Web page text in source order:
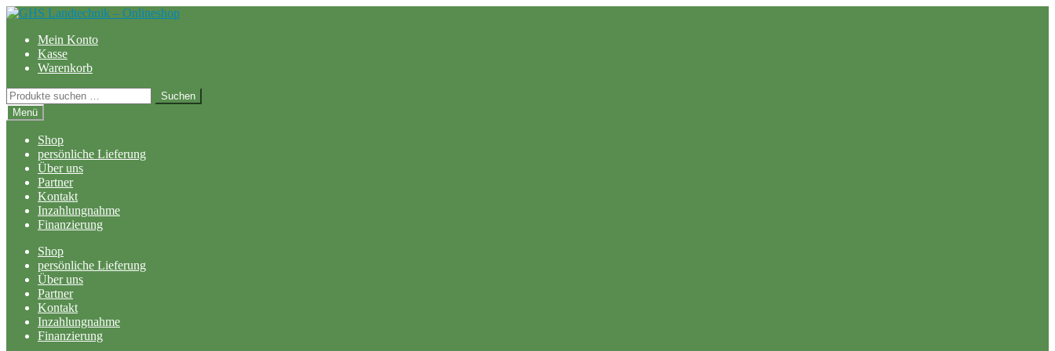
Zur
springen
Zum
springenMein Konto
Kasse
Warenkorb
Suchen
nach:
Suchen
Menü
Shop
persönliche Lieferung
Über uns
Partner
Kontakt
Inzahlungnahme
Finanzierung
Shop
persönliche Lieferung
Über uns
Partner
Kontakt
Inzahlungnahme
Finanzierung